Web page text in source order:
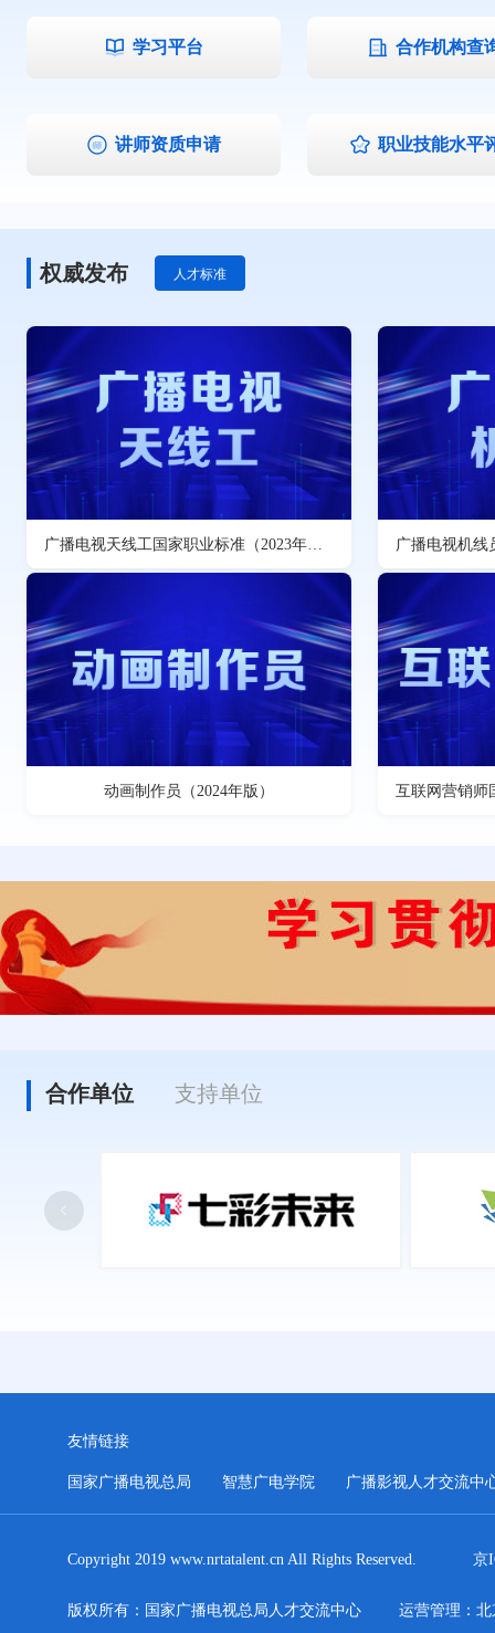
学习平台 合作机构查
讲师资质申请 职业技能水平
权威发布 人才标准
动画制作员（2024年版）
合作单位 支持单位
友情链接
国家广播电视总局 智慧广电学院 广播影视人才交流中
Copyright 2019 www.nrtatalent.cn All Rights Reserved. 京
版权所有：国家广播电视总局人才交流中心 运营管理：